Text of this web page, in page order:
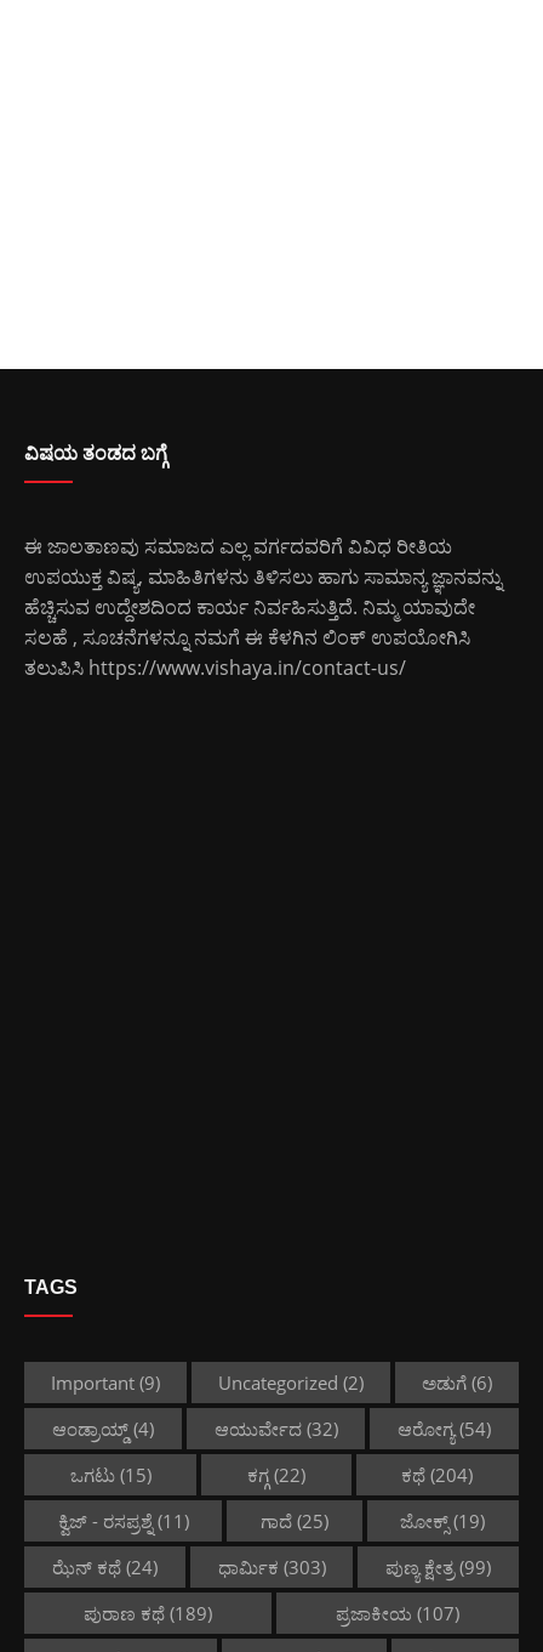
ವಿಷಯ ತಂಡದ ಬಗ್ಗೆ
ಈ ಜಾಲತಾಣವು ಸಮಾಜದ ಎಲ್ಲ ವರ್ಗದವರಿಗೆ ವಿವಿಧ ರೀತಿಯ
ಉಪಯುಕ್ತ ವಿಷ್ಯ, ಮಾಹಿತಿಗಳನು ತಿಳಿಸಲು ಹಾಗು ಸಾಮಾನ್ಯ ಜ್ಞಾನವನ್ನು
ಹೆಚ್ಚಿಸುವ ಉದ್ದೇಶದಿಂದ ಕಾರ್ಯ ನಿರ್ವಹಿಸುತ್ತಿದೆ. ನಿಮ್ಮ ಯಾವುದೇ
ಸಲಹೆ , ಸೂಚನೆಗಳನ್ನೂ ನಮಗೆ ಈ ಕೆಳಗಿನ ಲಿಂಕ್ ಉಪಯೋಗಿಸಿ
ತಲುಪಿಸಿ https://www.vishaya.in/contact-us/
TAGS
Important (9) Uncategorized (2) ಅಡುಗೆ (6)
ಆಂಡ್ರಾಯ್ಡ್(4) ಆಯುರ್ವೇದ(32) ಆರೋಗ್ಯ (54)
ಒಗಟು(15) ಕಗ್ಗ(22) ಕಥೆ (204)
ಕ್ವಿಜ್ - ರಸಪ್ರಶ್ನೆ (11) ಗಾದೆ(25) ಜೋಕ್ಸ್ (19)
ಝೆನ್ ಕಥೆ(24) ಧಾರ್ಮಿಕ (303) ಪುಣ್ಯ ಕ್ಷೇತ್ರ(99)
ಪುರಾಣ ಕಥೆ (189) ಪ್ರಜಾಕೀಯ (107)